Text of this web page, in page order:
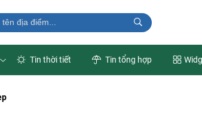
Tin thời tiết Tin tổng hợp